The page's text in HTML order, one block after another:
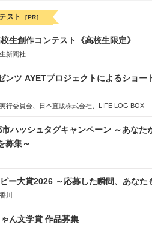
スト [PR]
生創作コンテスト《高校生限定》
新聞社
ンツ AYETプロジェクトによるショー
行委員会、日本直販株式会社、LIFE LOG BOX
ハッシュタグキャンペーン ～あなた
募集～
ー大賞2026 ～応募した瞬間、あなた
川
ん文学賞 作品募集